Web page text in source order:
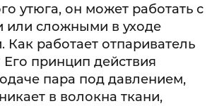
утюга, он может работать с
или сложными в уходе
Как работает отпариватель
принцип действия
пара под давлением,
в волокна ткани,